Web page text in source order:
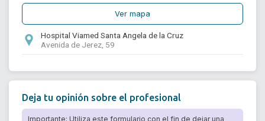
Ver mapa
Hospital Viamed Santa Angela de la Cruz
Avenida de Jerez, 59
Deja tu opinión sobre el profesional
Importante: Utiliza este formulario con el fin de dejar una